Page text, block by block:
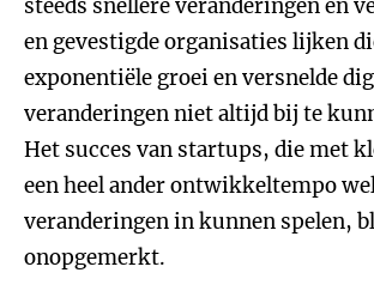
steeds snellere veranderingen en
en gevestigde organisaties lijken
exponentiële groei en versnelde
veranderingen niet altijd bij te
Het succes van startups, die met
een heel ander ontwikkeltempo
veranderingen in kunnen spelen,
onopgemerkt.